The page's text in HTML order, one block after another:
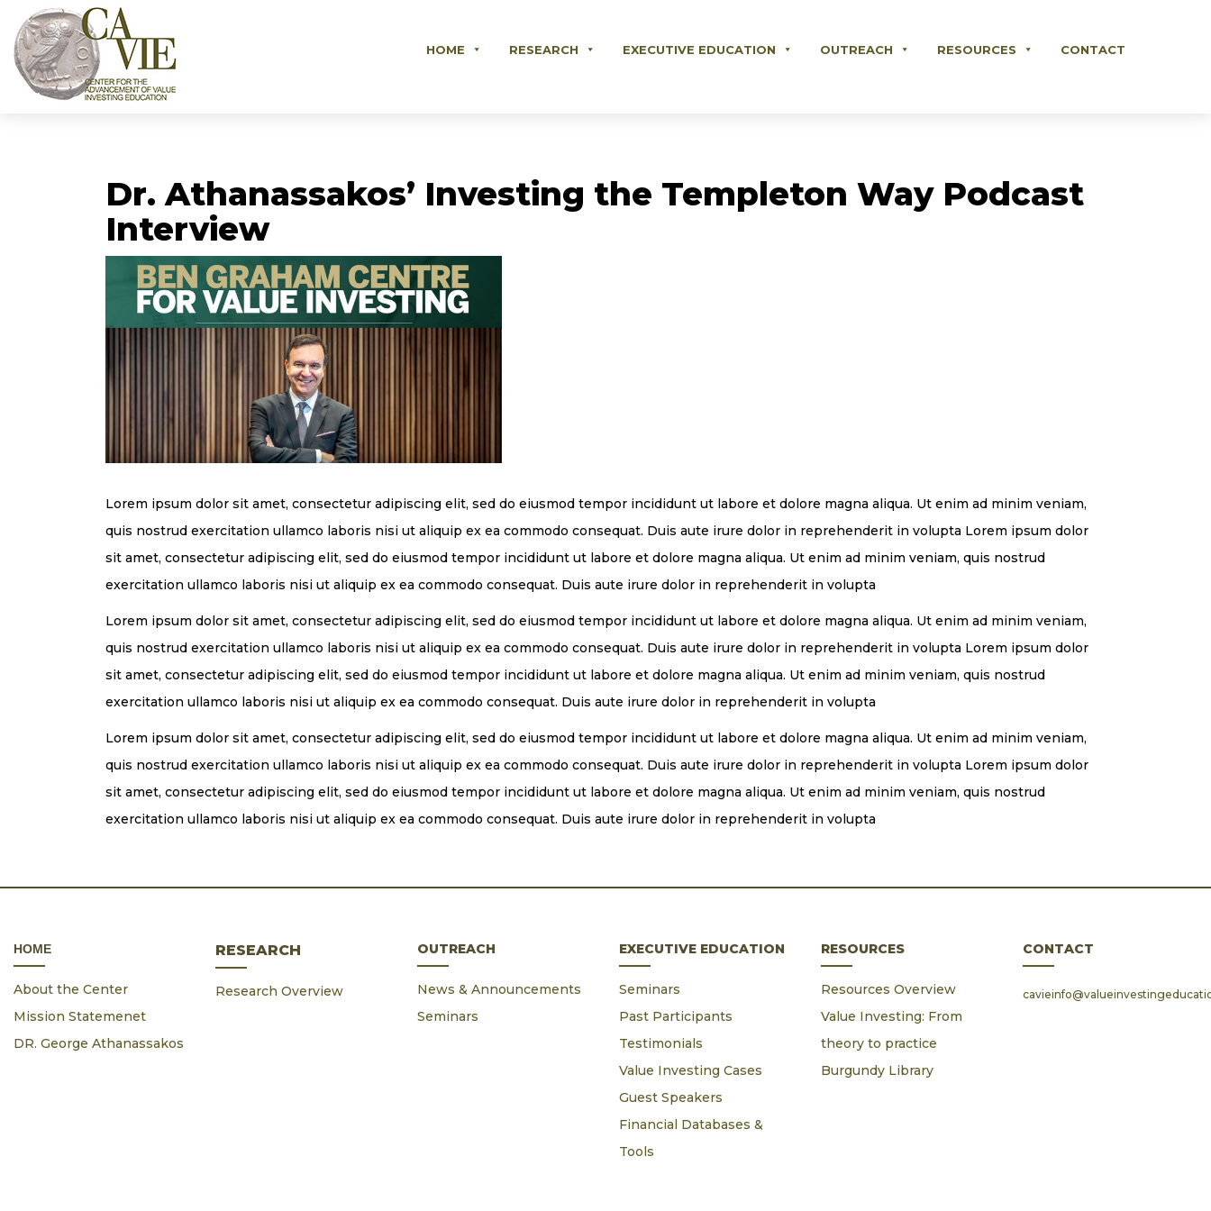
HOME RESEARCH EXECUTIVE EDUCATION OUTREACH RESOURCES CONTACT
Dr. Athanassakos’ Investing the Templeton Way Podcast
Interview
Lorem ipsum dolor sit amet, consectetur adipiscing elit, sed do eiusmod tempor incididunt ut labore et dolore magna aliqua. Ut enim ad minim veniam,
quis nostrud exercitation ullamco laboris nisi ut aliquip ex ea commodo consequat. Duis aute irure dolor in reprehenderit in volupta Lorem ipsum dolor
sit amet, consectetur adipiscing elit, sed do eiusmod tempor incididunt ut labore et dolore magna aliqua. Ut enim ad minim veniam, quis nostrud
exercitation ullamco laboris nisi ut aliquip ex ea commodo consequat. Duis aute irure dolor in reprehenderit in volupta
Lorem ipsum dolor sit amet, consectetur adipiscing elit, sed do eiusmod tempor incididunt ut labore et dolore magna aliqua. Ut enim ad minim veniam,
quis nostrud exercitation ullamco laboris nisi ut aliquip ex ea commodo consequat. Duis aute irure dolor in reprehenderit in volupta Lorem ipsum dolor
sit amet, consectetur adipiscing elit, sed do eiusmod tempor incididunt ut labore et dolore magna aliqua. Ut enim ad minim veniam, quis nostrud
exercitation ullamco laboris nisi ut aliquip ex ea commodo consequat. Duis aute irure dolor in reprehenderit in volupta
Lorem ipsum dolor sit amet, consectetur adipiscing elit, sed do eiusmod tempor incididunt ut labore et dolore magna aliqua. Ut enim ad minim veniam,
quis nostrud exercitation ullamco laboris nisi ut aliquip ex ea commodo consequat. Duis aute irure dolor in reprehenderit in volupta Lorem ipsum dolor
sit amet, consectetur adipiscing elit, sed do eiusmod tempor incididunt ut labore et dolore magna aliqua. Ut enim ad minim veniam, quis nostrud
exercitation ullamco laboris nisi ut aliquip ex ea commodo consequat. Duis aute irure dolor in reprehenderit in volupta
ΗΟΜΕ
About the Center
Mission Statemenet
DR. George Athanassakos
RESEARCH
Research Overview
OUTREACH
News & Announcements
Seminars
EXECUTIVE EDUCATION
Seminars
Past Participants
Testimonials
Value Investing Cases
Guest Speakers
Financial Databases &
Tools
RESOURCES
Resources Overview
Value Investing: From
theory to practice
Burgundy Library
CONTACT